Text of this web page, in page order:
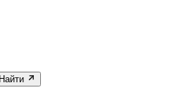
Найти